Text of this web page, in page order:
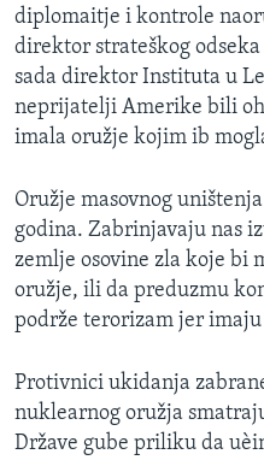
diplomaitje i kontrole
direktor strateškog
sada direktor Instituta u
neprijatelji Amerike bili
imala oružje kojim ib
Oružje masovnog
godina. Zabrinjavaju nas
zemlje osovine zla koje bi
oružje, ili da preduzmu
podrže terorizam jer
Protivnici ukidanja
nuklearnog oružja
Države gube priliku da